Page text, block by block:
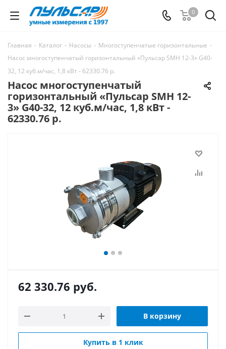
0
Главная - Каталог - Насосы - Многоступенчатые горизонтальные -
Насос многоступенчатый горизонтальный «Пульсар SMH 12-3» G40-
32, 12 куб.м/час, 1,8 кВт - 62330.76 р.
Насос многоступенчатый
горизонтальный «Пульсар SMH 12-
3» G40-32, 12 куб.м/час, 1,8 кВт -
62330.76 р.
62 330.76 руб.
В корзину
Купить в 1 клик